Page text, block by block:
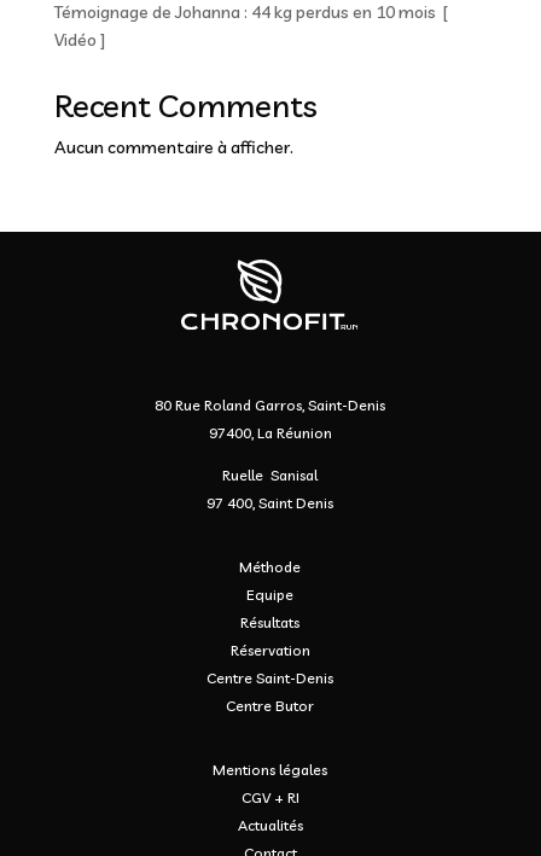
Témoignage de Johanna : 44 kg perdus en 10 mois [
Vidéo ]
Recent Comments
Aucun commentaire à afficher.
80 Rue Roland Garros, Saint-Denis
97400, La Réunion
Ruelle Sanisal
97 400, Saint Denis
Méthode
Equipe
Résultats
Réservation
Centre Saint-Denis
Centre Butor
Mentions légales
CGV + RI
Actualités